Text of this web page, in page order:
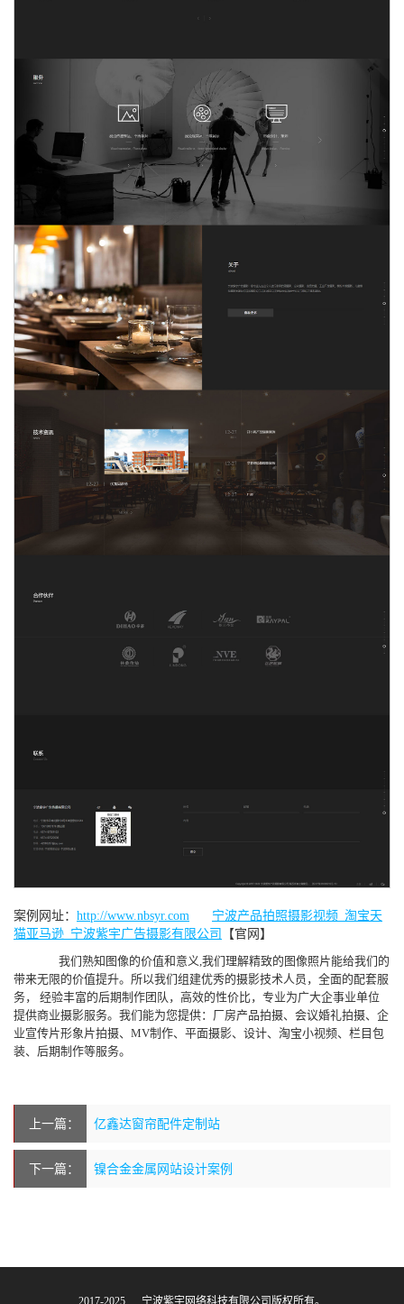
案例网址： http://www.nbsyr.com
宁波产品拍照摄影视频_淘宝天
猫亚马逊_宁波紫宇广告摄影有限公司
【官网】
我们熟知图像的价值和意义,我们理解精致的图像照片能给我们的
带来无限的价值提升。所以我们组建优秀的摄影技术人员，全面的配套服
务， 经验丰富的后期制作团队，高效的性价比，专业为广大企事业单位
提供商业摄影服务。我们能为您提供：厂房产品拍摄、会议婚礼拍摄、企
业宣传片形象片拍摄、MV制作、平面摄影、设计、淘宝小视频、栏目包
装、后期制作等服务。
上一篇： 亿鑫达窗帘配件定制站
下一篇： 镍合金金属网站设计案例
2017-2025 © 宁波紫宇网络科技有限公司版权所有。